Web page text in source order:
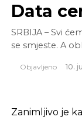
Data
SRBIJA – Svi
se smjeste. A
Objavljeno 10.
Zanimljivo je